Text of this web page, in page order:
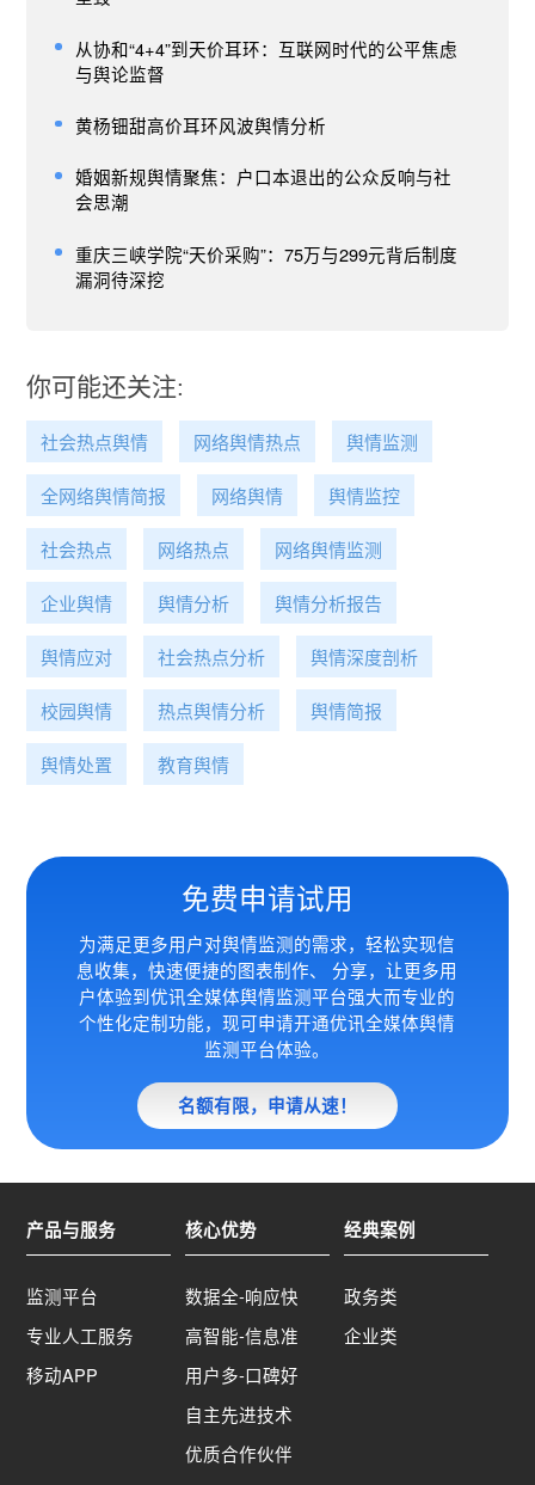
从协和“4+4”到天价耳环：互联网时代的公平焦虑
与舆论监督
黄杨钿甜高价耳环风波舆情分析
婚姻新规舆情聚焦：户口本退出的公众反响与社
会思潮
重庆三峡学院“天价采购”：75万与299元背后制度
漏洞待深挖
你可能还关注:
社会热点舆情 网络舆情热点 舆情监测
全网络舆情简报 网络舆情 舆情监控
社会热点 网络热点 网络舆情监测
企业舆情 舆情分析 舆情分析报告
舆情应对 社会热点分析 舆情深度剖析
校园舆情 热点舆情分析 舆情简报
舆情处置 教育舆情
免费申请试用
为满足更多用户对舆情监测的需求，轻松实现信
息收集，快速便捷的图表制作、 分享，让更多用
户体验到优讯全媒体舆情监测平台强大而专业的
个性化定制功能，现可申请开通优讯全媒体舆情
监测平台体验。
名额有限，申请从速！
产品与服务
监测平台
专业人工服务
移动APP
核心优势
数据全-响应快
高智能-信息准
用户多-口碑好
自主先进技术
优质合作伙伴
经典案例
政务类
企业类